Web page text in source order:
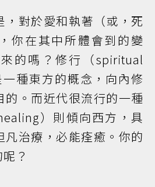
，對於愛和執著（或，死
你在其中所體會到的變
的嗎？修行（spiritual
種東方的概念，向內修
的。而近代很流行的一種
）則傾向西方，具
凡治療，必能痊癒。你的
？